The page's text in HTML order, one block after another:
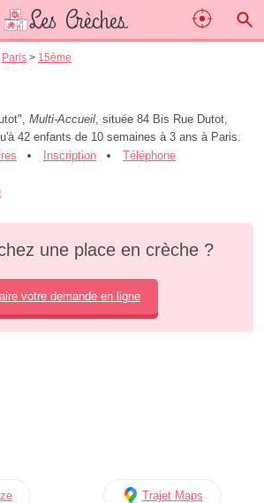
Paris > 15ème
Multi-Accueil, située 84 Bis Rue Dutot,
42 enfants de 10 semaines à 3 ans à Paris.
Inscription Téléphone
une place en crèche ?
votre demande en ligne
Trajet Maps